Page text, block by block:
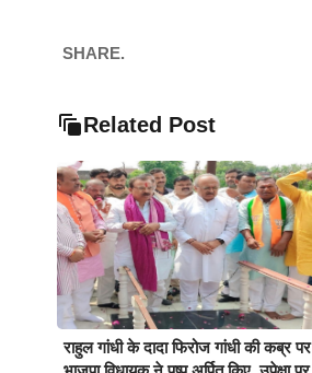
SHARE.
Related Post
राहुल गांधी के दादा फिरोज गांधी की कब्र पर